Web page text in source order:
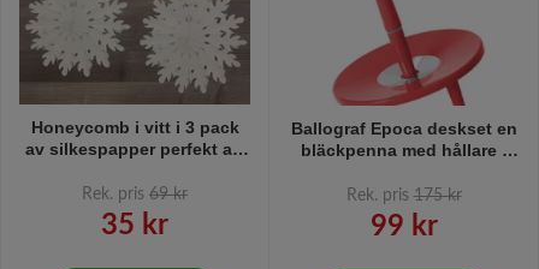
Honeycomb i vitt i 3 pack
av silkespapper perfekt att
jul och andra festliga
tillfällen, mått diameter 28
cm.
Rek. pris 69 kr
35 kr
Ballograf Epoca deskset en
bläckpenna med hållare i
klassiska bankpennan
pryder verkligen alla
skrivbord, köksbänkar,
Rek. pris 175 kr
99 kr